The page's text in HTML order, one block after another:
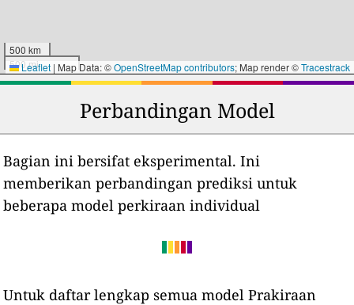
500 km
500 mi
Leaflet | Map Data: ©OpenStreetMap contributors; Map render ©Tracestrack
Perbandingan Model
Bagian ini bersifat eksperimental. Ini
memberikan perbandingan prediksi untuk
beberapa model perkiraan individual
Untuk daftar lengkap semua model Prakiraan